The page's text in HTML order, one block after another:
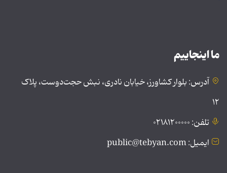
ما اینجاییم
آدرس: بلوار کشاورز، خیابان نادری، نبش حجت‌دوست، پلاک
۱۲
تلفن: ۰۲۱۸۱۲۰۰۰۰۰
ایمیل: public@tebyan.com